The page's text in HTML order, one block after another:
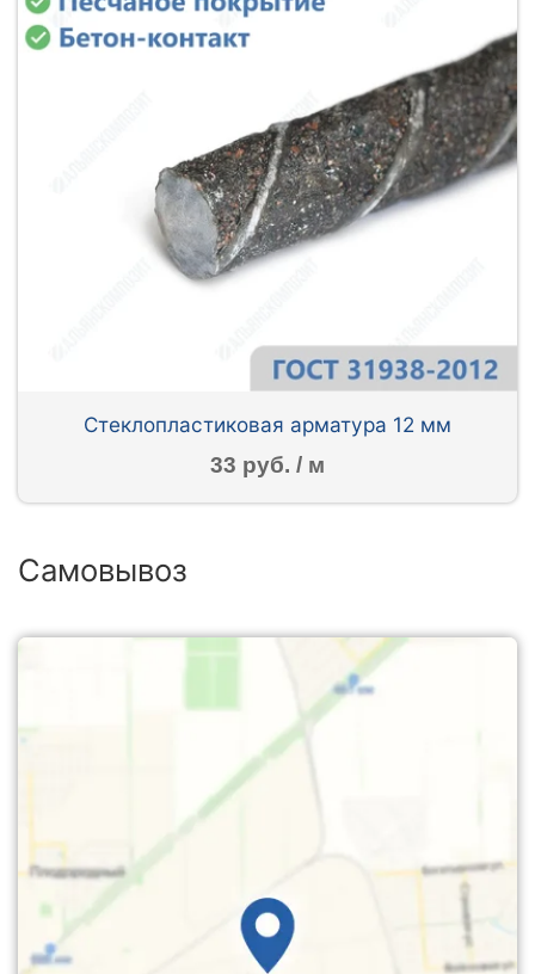
Стеклопластиковая арматура 12 мм
33 руб. / м
Самовывоз